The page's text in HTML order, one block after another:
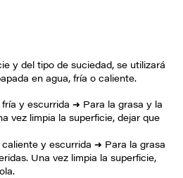
y del tipo de suciedad, se utilizará
en agua, fría o caliente.
y escurrida ➜ Para la grasa y la
vez limpia la superficie, dejar que
y escurrida ➜ Para la grasa
Una vez limpia la superficie,